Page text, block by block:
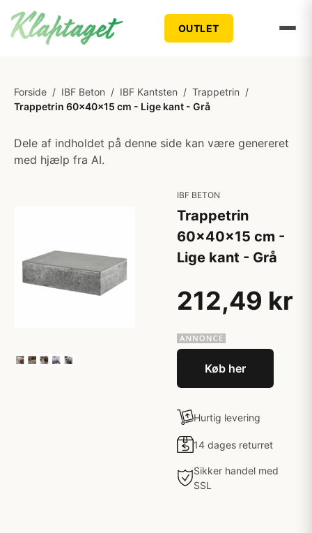
OUTLET
Forside / IBF Beton / IBF Kantsten / Trappetrin /
Trappetrin 60x40x15 cm - Lige kant - Grå
Dele af indholdet på denne side kan være genereret
med hjælp fra AI.
IBF BETON
Trappetrin
60x40x15 cm -
Lige kant - Grå
212,49 kr
Køb her
Hurtig levering
14 dages returret
Sikker handel med
SSL